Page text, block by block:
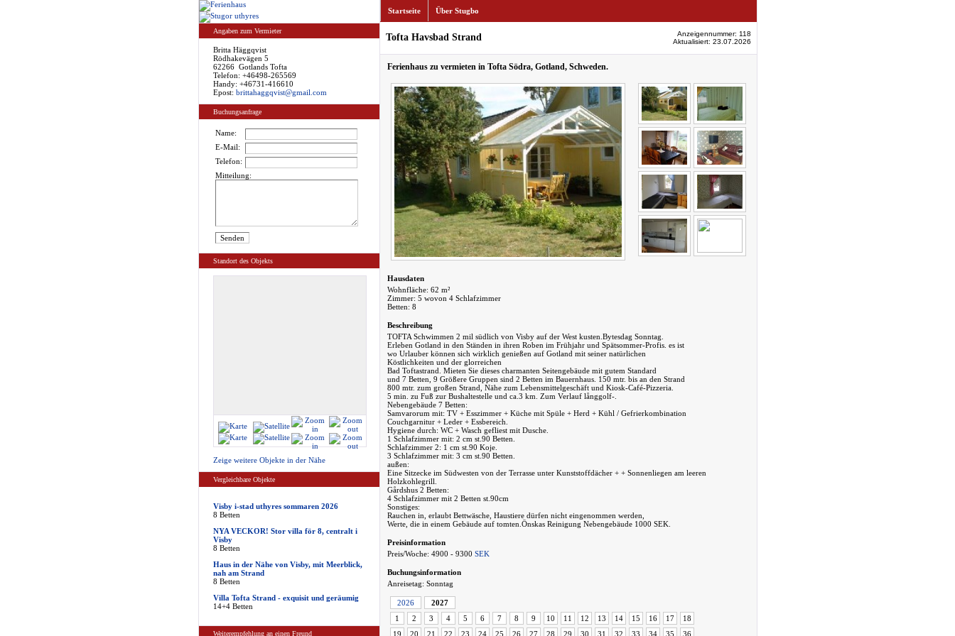
Angaben zum Vermieter
Britta Häggqvist
Rödhakevägen 5
62266 Gotlands Tofta
Telefon: +46498-265569
Handy: +46731-416610
Epost: brittahaggqvist@gmail.com
Buchungsanfrage
Name:
E-Mail:
Telefon:
Mitteilung:
Standort des Objekts
Zeige weitere Objekte in der Nähe
Vergleichbare Objekte
Visby i-stad uthyres sommaren 2026
8 Betten
NYA VECKOR! Stor villa för 8, centralt i
Visby
8 Betten
Haus in der Nähe von Visby, mit Meerblick,
nah am Strand
8 Betten
Villa Tofta Strand - exquisit und geräumig
14+4 Betten
Weiterempfehlung an einen Freund
Startseite Über Stugbo
Tofta Havsbad Strand
Anzeigennummer: 118
Aktualisiert: 23.07.2026
Ferienhaus zu vermieten in Tofta Södra, Gotland, Schweden.
Hausdaten
Wohnfläche: 62 m²
Zimmer: 5 wovon 4 Schlafzimmer
Betten: 8
Beschreibung
TOFTA Schwimmen 2 mil südlich von Visby auf der West kusten.Bytesdag Sonntag.
Erleben Gotland in den Ständen in ihren Roben im Frühjahr und Spätsommer-Profis. es ist
wo Urlauber können sich wirklich genießen auf Gotland mit seiner natürlichen
Köstlichkeiten und der glorreichen
Bad Toftastrand. Mieten Sie dieses charmanten Seitengebäude mit gutem Standard
und 7 Betten, 9 Größere Gruppen sind 2 Betten im Bauernhaus. 150 mtr. bis an den Strand
800 mtr. zum großen Strand, Nähe zum Lebensmittelgeschäft und Kiosk-Café-Pizzeria.
5 min. zu Fuß zur Bushaltestelle und ca.3 km. Zum Verlauf långgolf-.
Nebengebäude 7 Betten:
Samvarorum mit: TV + Esszimmer + Küche mit Spüle + Herd + Kühl / Gefrierkombination
Couchgarnitur + Leder + Essbereich.
Hygiene durch: WC + Wasch gefliest mit Dusche.
1 Schlafzimmer mit: 2 cm st.90 Betten.
Schlafzimmer 2: 1 cm st.90 Koje.
3 Schlafzimmer mit: 3 cm st.90 Betten.
außen:
Eine Sitzecke im Südwesten von der Terrasse unter Kunststoffdächer + + Sonnenliegen am leeren
Holzkohlegrill.
Gårdshus 2 Betten:
4 Schlafzimmer mit 2 Betten st.90cm
Sonstiges:
Rauchen in, erlaubt Bettwäsche, Haustiere dürfen nicht eingenommen werden,
Werte, die in einem Gebäude auf tomten.Önskas Reinigung Nebengebäude 1000 SEK.
Preisinformation
Preis/Woche: 4900 - 9300 SEK
Buchungsinformation
Anreisetag: Sonntag
2026
2027
1
2 3 4 5 6 7 8 9 10 11 12 13 14 15 16 17
18
19
20 21 22 23 24 25 26 27 28 29 30 31 32 33 34 35
36